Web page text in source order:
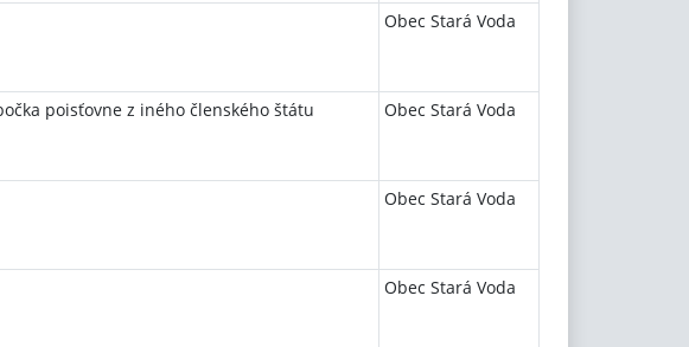
Obec Stará Voda
poisťovne z iného členského štátu Obec Stará Voda
Obec Stará Voda
Obec Stará Voda